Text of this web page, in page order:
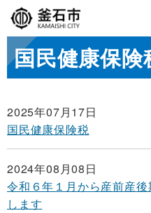
国民健康保険
2025年07月17日
国民健康保険税
2024年08月08日
令和６年１月から産前産
します